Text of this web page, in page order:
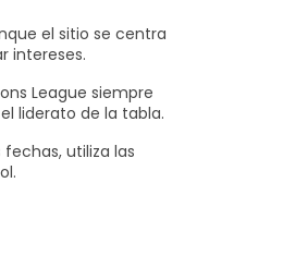
el sitio se centra
intereses.
League siempre
liderato de la tabla.
utiliza las